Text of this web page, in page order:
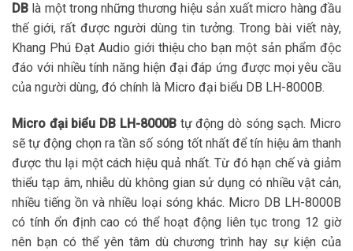
DB là một trong những thương hiệu sản xuất micro hàng đầu
thế giới, rất được người dùng tin tưởng. Trong bài viết này,
Khang Phú Đạt Audio giới thiệu cho bạn một sản phẩm độc
đáo với nhiều tính năng hiện đại đáp ứng được mọi yêu cầu
của người dùng, đó chính là Micro đại biểu DB LH-8000B.
Micro đại biểu DB LH-8000Btự động dò sóng sạch. Micro
sẽ tự động chọn ra tần số sóng tốt nhất để tín hiệu âm thanh
được thu lại một cách hiệu quả nhất. Từ đó hạn chế và giảm
thiểu tạp âm, nhiễu dù không gian sử dụng có nhiều vật cản,
nhiều tiếng ồn và nhiều loại sóng khác. Micro DB LH-8000B
có tính ổn định cao có thể hoạt động liên tục trong 12 giờ
nên bạn có thể yên tâm dù chương trình hay sự kiện của